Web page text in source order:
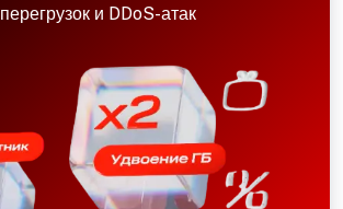
перегрузок и DDoS-атак